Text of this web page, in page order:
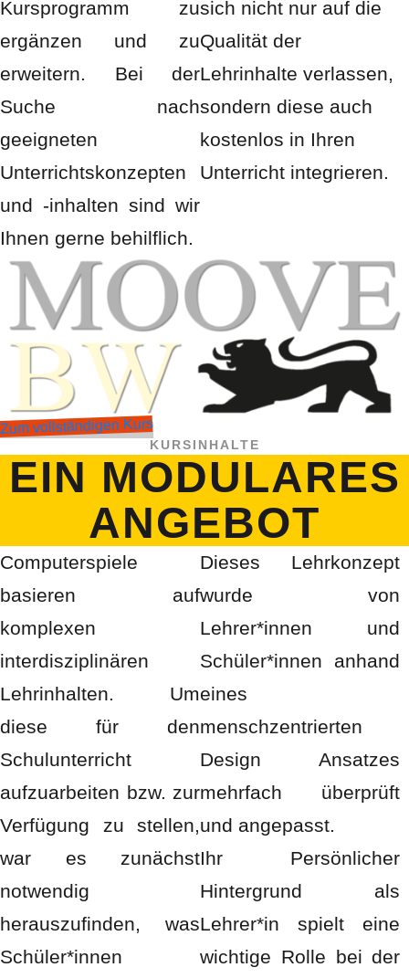
Kursprogramm zu
ergänzen und zu
erweitern. Bei der
Suche nach
geeigneten
Unterrichtskonzepten
und -inhalten sind wir
Ihnen gerne behilflich.
sich nicht nur auf die
Qualität der
Lehrinhalte verlassen,
sondern diese auch
kostenlos in Ihren
Unterricht integrieren.
Zum vollständigen Kurs
KURSINHALTE
EIN MODULARES
ANGEBOT
Computerspiele
basieren auf
komplexen
interdisziplinären
Lehrinhalten. Um
diese für den
Schulunterricht
aufzuarbeiten bzw. zur
Verfügung zu stellen,
war es zunächst
notwendig
herauszufinden, was
Schüler*innen
Dieses Lehrkonzept
wurde von
Lehrer*innen und
Schüler*innen anhand
eines
menschzentrierten
Design Ansatzes
mehrfach überprüft
und angepasst.
Ihr Persönlicher
Hintergrund als
Lehrer*in spielt eine
wichtige Rolle bei der